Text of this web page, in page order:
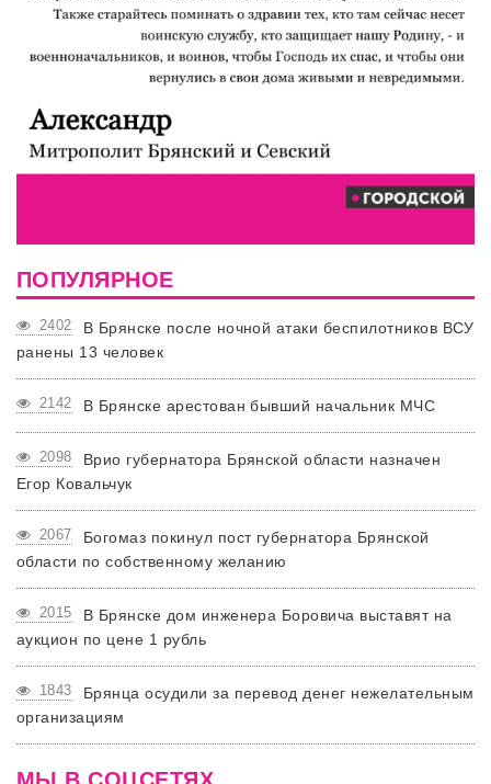
ПОПУЛЯРНОЕ
2402
В Брянске после ночной атаки беспилотников ВСУ
ранены 13 человек
2142 В Брянске арестован бывший начальник МЧС
2098
Врио губернатора Брянской области назначен
Егор Ковальчук
2067
Богомаз покинул пост губернатора Брянской
области по собственному желанию
2015
В Брянске дом инженера Боровича выставят на
аукцион по цене 1 рубль
1843
Брянца осудили за перевод денег нежелательным
организациям